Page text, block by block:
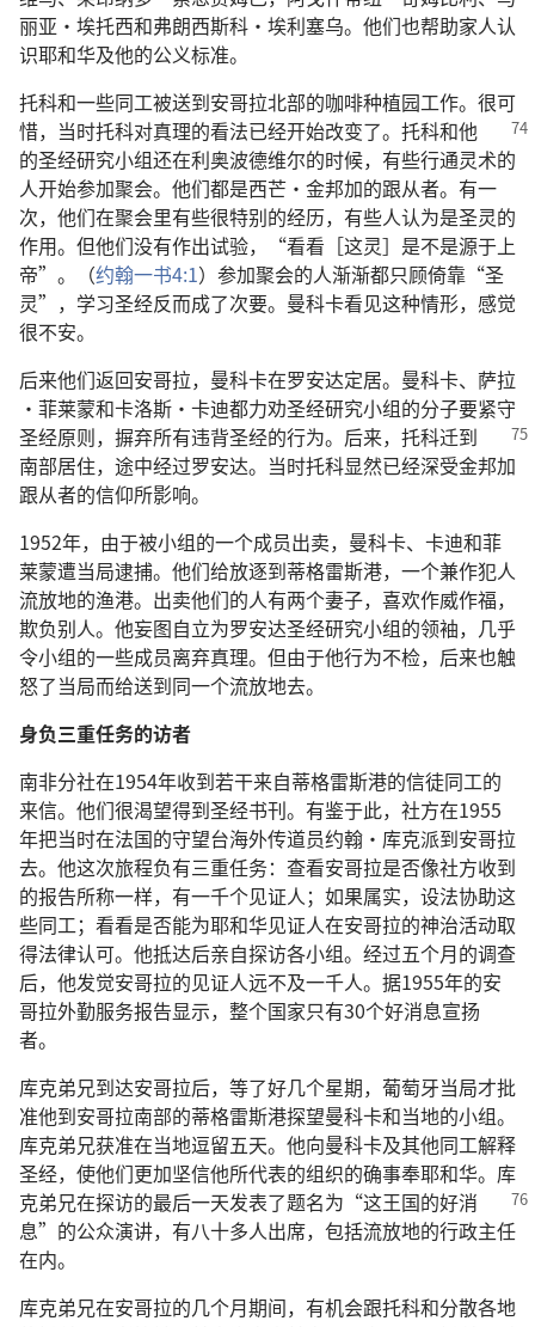
丽亚·埃托西和弗朗西斯科·埃利塞乌。他们也帮助家人认
识耶和华及他的公义标准。
托科和一些同工被送到安哥拉北部的咖啡种植园工作。很可
惜，当时托科对真理的看法已经开始改变了。 托科和他
的圣经研究小组还在利奥波德维尔的时候，有些行通灵术的
人开始参加聚会。他们都是西芒·金邦加的跟从者。有一
次，他们在聚会里有些很特别的经历，有些人认为是圣灵的
作用。但他们没有作出试验，“看看［这灵］是不是源于上
帝”。（约翰一书4:1）参加聚会的人渐渐都只顾倚靠“圣
灵”，学习圣经反而成了次要。曼科卡看见这种情形，感觉
很不安。
后来他们返回安哥拉，曼科卡在罗安达定居。曼科卡、萨拉
·菲莱蒙和卡洛斯·卡迪都力劝圣经研究小组的分子要紧守
圣经原则，摒弃所有违背圣经的行为。后来， 托科迁到
南部居住，途中经过罗安达。当时托科显然已经深受金邦加
跟从者的信仰所影响。
1952年，由于被小组的一个成员出卖，曼科卡、卡迪和菲
莱蒙遭当局逮捕。他们给放逐到蒂格雷斯港，一个兼作犯人
流放地的渔港。出卖他们的人有两个妻子，喜欢作威作福，
欺负别人。他妄图自立为罗安达圣经研究小组的领袖，几乎
令小组的一些成员离弃真理。但由于他行为不检，后来也触
怒了当局而给送到同一个流放地去。
身负三重任务的访者
南非分社在1954年收到若干来自蒂格雷斯港的信徒同工的
来信。他们很渴望得到圣经书刊。有鉴于此，社方在1955
年把当时在法国的守望台海外传道员约翰·库克派到安哥拉
去。他这次旅程负有三重任务：查看安哥拉是否像社方收到
的报告所称一样，有一千个见证人；如果属实，设法协助这
些同工；看看是否能为耶和华见证人在安哥拉的神治活动取
得法律认可。他抵达后亲自探访各小组。经过五个月的调查
后，他发觉安哥拉的见证人远不及一千人。据1955年的安
哥拉外勤服务报告显示，整个国家只有30个好消息宣扬
者。
库克弟兄到达安哥拉后，等了好几个星期，葡萄牙当局才批
准他到安哥拉南部的蒂格雷斯港探望曼科卡和当地的小组。
库克弟兄获准在当地逗留五天。他向曼科卡及其他同工解释
圣经，使他们更加坚信他所代表的组织的确事奉耶和华。库
克弟兄在探访的最后一天发表了题名为“这王国的好消
息”的公众演讲，有八十多人出席，包括流放地的行政主任
在内。
库克弟兄在安哥拉的几个月期间，有机会跟托科和分散各地